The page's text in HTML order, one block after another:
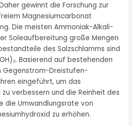
gewinnt die Forschung zur
Magnesiumcarbonat
Die meisten Ammoniak-Alkali-
Soleaufbereitung große Mengen
des Salzschlamms sind
Basierend auf bestehenden
Gegenstrom-Dreistufen-
eingeführt, um das
verbessern und die Reinheit des
die Umwandlungsrate von
zu erhöhen.